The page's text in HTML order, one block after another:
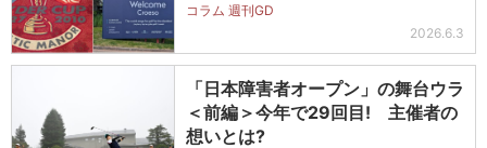
コラム 週刊GD
2026.6.3
「日本障害者オープン」の舞台ウラ
＜前編＞今年で29回目! 主催者の
想いとは?